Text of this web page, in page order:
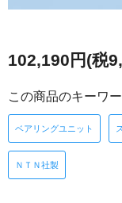
102,190円(税
この商品のキーワ
ベアリングユニット
ＮＴＮ社製